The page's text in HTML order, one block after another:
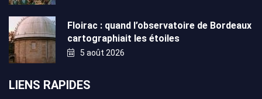
Floirac : quand l’observatoire de Bordeaux
cartographiait les étoiles
5 août 2026
LIENS RAPIDES